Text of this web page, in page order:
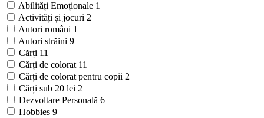
Abilități Emoționale 1
Activități și jocuri 2
Autori români 1
Autori străini 9
Cărți 11
Cărți de colorat 11
Cărți de colorat pentru copii 2
Cărți sub 20 lei 2
Dezvoltare Personală 6
Hobbies 9